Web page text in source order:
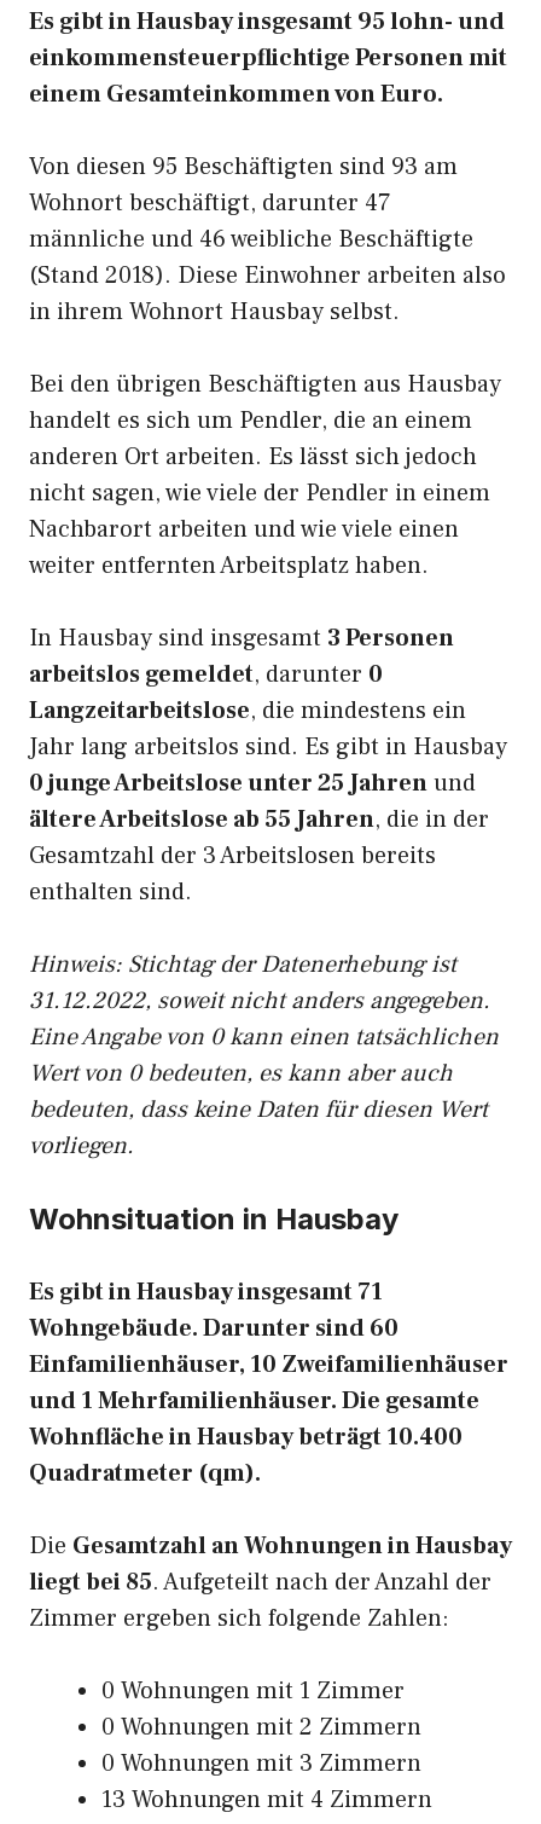
Es gibt in Hausbay insgesamt 95 lohn- und
einkommensteuerpflichtige Personen mit
einem Gesamteinkommen von Euro.
Von diesen 95 Beschäftigten sind 93 am
Wohnort beschäftigt, darunter 47
männliche und 46 weibliche Beschäftigte
(Stand 2018). Diese Einwohner arbeiten also
in ihrem Wohnort Hausbay selbst.
Bei den übrigen Beschäftigten aus Hausbay
handelt es sich um Pendler, die an einem
anderen Ort arbeiten. Es lässt sich jedoch
nicht sagen, wie viele der Pendler in einem
Nachbarort arbeiten und wie viele einen
weiter entfernten Arbeitsplatz haben.
In Hausbay sind insgesamt 3 Personen
arbeitslos gemeldet, darunter 0
Langzeitarbeitslose, die mindestens ein
Jahr lang arbeitslos sind. Es gibt in Hausbay
0 junge Arbeitslose unter 25 Jahrenund
ältere Arbeitslose ab 55 Jahren, die in der
Gesamtzahl der 3 Arbeitslosen bereits
enthalten sind.
Hinweis: Stichtag der Datenerhebung ist
31.12.2022, soweit nicht anders angegeben.
Eine Angabe von 0 kann einen tatsächlichen
Wert von 0 bedeuten, es kann aber auch
bedeuten, dass keine Daten für diesen Wert
vorliegen.
Wohnsituation in Hausbay
Es gibt in Hausbay insgesamt 71
Wohngebäude. Darunter sind 60
Einfamilienhäuser, 10 Zweifamilienhäuser
und 1 Mehrfamilienhäuser. Die gesamte
Wohnfläche in Hausbay beträgt 10.400
Quadratmeter (qm).
Die Gesamtzahl an Wohnungen in Hausbay
liegt bei 85. Aufgeteilt nach der Anzahl der
Zimmer ergeben sich folgende Zahlen:
0 Wohnungen mit 1 Zimmer
0 Wohnungen mit 2 Zimmern
0 Wohnungen mit 3 Zimmern
13 Wohnungen mit 4 Zimmern